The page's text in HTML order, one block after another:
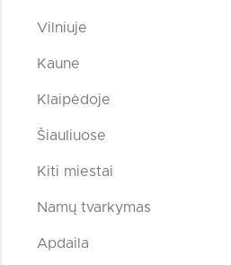
Vilniuje
Kaune
Klaipėdoje
Šiauliuose
Kiti miestai
Namų tvarkymas
Apdaila